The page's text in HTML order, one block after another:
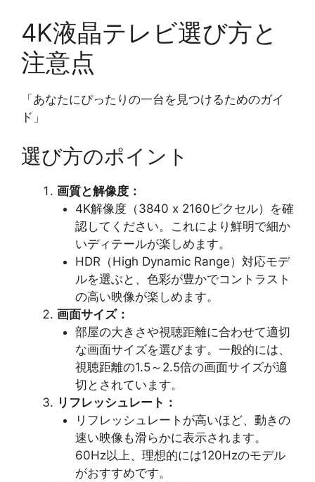
4K液晶テレビ選び方と
注意点
「あなたにぴったりの一台を見つけるためのガイ
ド」
選び方のポイント
画質と解像度：
4K解像度（3840 x 2160ピクセル）を確
認してください。これにより鮮明で細か
いディテールが楽しめます。
HDR（High Dynamic Range）対応モデ
ルを選ぶと、色彩が豊かでコントラスト
の高い映像が楽しめます。
画面サイズ：
部屋の大きさや視聴距離に合わせて適切
な画面サイズを選びます。一般的には、
視聴距離の1.5～2.5倍の画面サイズが適
切とされています。
リフレッシュレート：
リフレッシュレートが高いほど、動きの
速い映像も滑らかに表示されます。
60Hz以上、理想的には120Hzのモデル
がおすすめです。